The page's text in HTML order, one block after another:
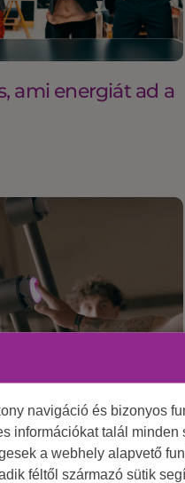
ami energiát ad a
sorban állnak
navigáció és bizonyos
információkat talál
a webhely alapvető
féltől származó sütik